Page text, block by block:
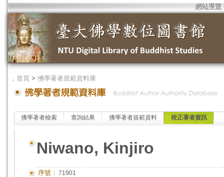
網站導覽
． 首頁 > 佛學著者規範資料庫
佛學著者檢索 查詢結果 佛學著者規範資料 校正著者資訊
Niwano, Kinjiro
序號： 71901